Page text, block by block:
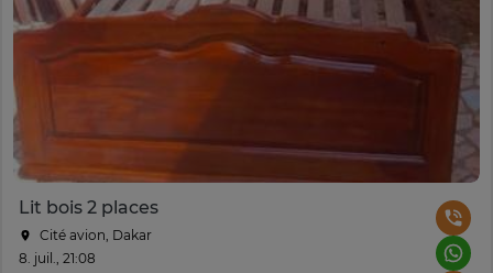
Lit bois 2 places
Cité avion, Dakar
8. juil., 21:08